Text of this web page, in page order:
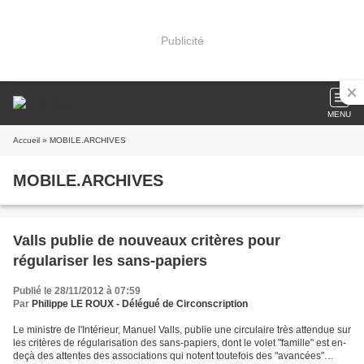
Publicité
MENU
Accueil » MOBILE.ARCHIVES
MOBILE.ARCHIVES
Valls publie de nouveaux critères pour
régulariser les sans-papiers
Publié le 28/11/2012 à 07:59
Par Philippe LE ROUX - Délégué de Circonscription
Le ministre de l'Intérieur, Manuel Valls, publie une circulaire très attendue sur
les critères de régularisation des sans-papiers, dont le volet "famille" est en-
deçà des attentes des associations qui notent toutefois des "avancées"